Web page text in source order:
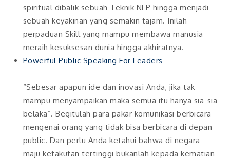
spiritual dibalik sebuah Teknik NLP hingga menjadi
sebuah keyakinan yang semakin tajam. Inilah
perpaduan Skill yang mampu membawa manusia
meraih kesuksesan dunia hingga akhiratnya.
Powerful Public Speaking For Leaders
“Sebesar apapun ide dan inovasi Anda, jika tak
mampu menyampaikan maka semua itu hanya sia-sia
belaka”. Begitulah para pakar komunikasi berbicara
mengenai orang yang tidak bisa berbicara di depan
public. Dan perlu Anda ketahui bahwa di negara
maju ketakutan tertinggi bukanlah kepada kematian